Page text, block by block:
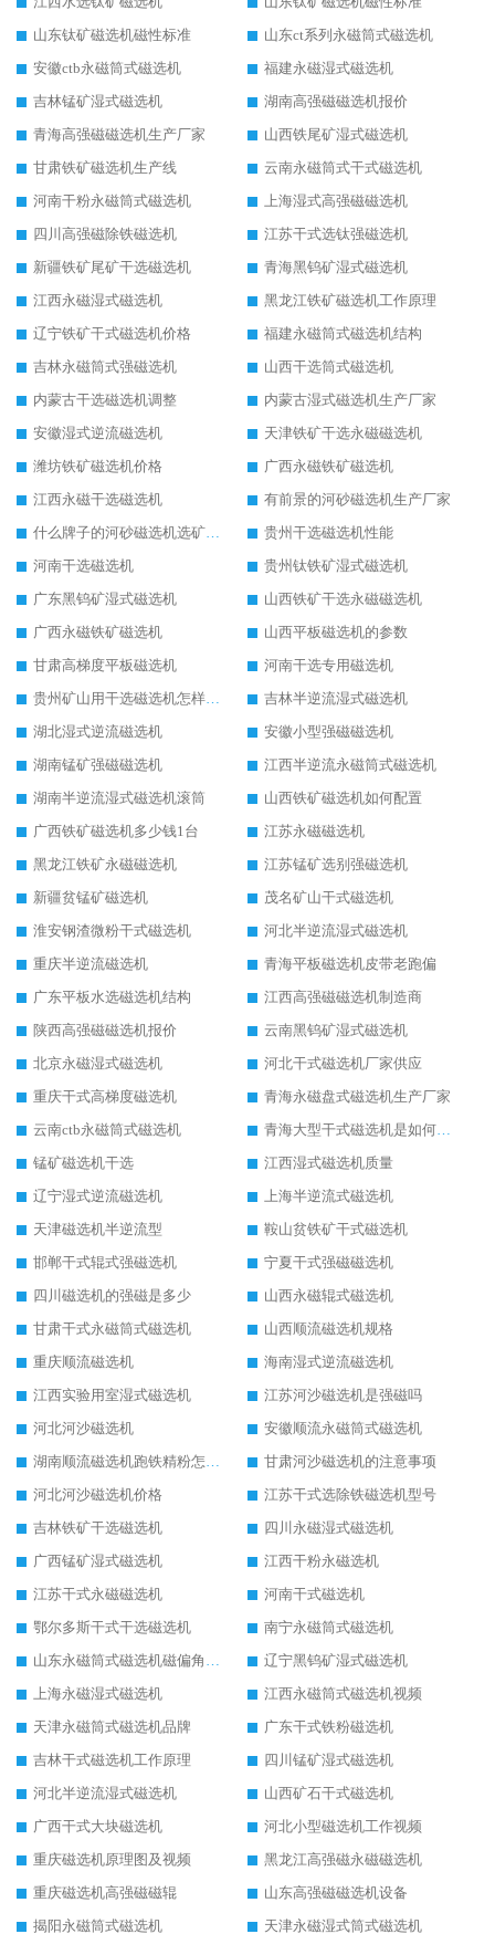
山东钛矿磁选机磁性标准
山东ct系列永磁筒式磁选机
安徽ctb永磁筒式磁选机
福建永磁湿式磁选机
吉林锰矿湿式磁选机
湖南高强磁磁选机报价
青海高强磁磁选机生产厂家
山西铁尾矿湿式磁选机
甘肃铁矿磁选机生产线
云南永磁筒式干式磁选机
河南干粉永磁筒式磁选机
上海湿式高强磁磁选机
四川高强磁除铁磁选机
江苏干式选钛强磁选机
新疆铁矿尾矿干选磁选机
青海黑钨矿湿式磁选机
江西永磁湿式磁选机
黑龙江铁矿磁选机工作原理
辽宁铁矿干式磁选机价格
福建永磁筒式磁选机结构
吉林永磁筒式强磁选机
山西干选筒式磁选机
内蒙古干选磁选机调整
内蒙古湿式磁选机生产厂家
安徽湿式逆流磁选机
天津铁矿干选永磁磁选机
潍坊铁矿磁选机价格
广西永磁铁矿磁选机
江西永磁干选磁选机
有前景的河砂磁选机生产厂家
什么牌子的河砂磁选机选矿效果好
贵州干选磁选机性能
河南干选磁选机
贵州钛铁矿湿式磁选机
广东黑钨矿湿式磁选机
山西铁矿干选永磁磁选机
广西永磁铁矿磁选机
山西平板磁选机的参数
甘肃高梯度平板磁选机
河南干选专用磁选机
贵州矿山用干选磁选机怎样调磁
吉林半逆流湿式磁选机
湖北湿式逆流磁选机
安徽小型强磁磁选机
湖南锰矿强磁磁选机
江西半逆流永磁筒式磁选机
湖南半逆流湿式磁选机滚筒
山西铁矿磁选机如何配置
广西铁矿磁选机多少钱1台
江苏永磁磁选机
黑龙江铁矿永磁磁选机
江苏锰矿选别强磁选机
新疆贫锰矿磁选机
茂名矿山干式磁选机
淮安钢渣微粉干式磁选机
河北半逆流湿式磁选机
重庆半逆流磁选机
青海平板磁选机皮带老跑偏
广东平板水选磁选机结构
江西高强磁磁选机制造商
陕西高强磁磁选机报价
云南黑钨矿湿式磁选机
北京永磁湿式磁选机
河北干式磁选机厂家供应
重庆干式高梯度磁选机
青海永磁盘式磁选机生产厂家
云南ctb永磁筒式磁选机
青海大型干式磁选机是如何选矿的
锰矿磁选机干选
江西湿式磁选机质量
辽宁湿式逆流磁选机
上海半逆流式磁选机
天津磁选机半逆流型
鞍山贫铁矿干式磁选机
邯郸干式辊式强磁选机
宁夏干式强磁磁选机
四川磁选机的强磁是多少
山西永磁辊式磁选机
甘肃干式永磁筒式磁选机
山西顺流磁选机规格
重庆顺流磁选机
海南湿式逆流磁选机
江西实验用室湿式磁选机
江苏河沙磁选机是强磁吗
河北河沙磁选机
安徽顺流永磁筒式磁选机
湖南顺流磁选机跑铁精粉怎么处理
甘肃河沙磁选机的注意事项
河北河沙磁选机价格
江苏干式选除铁磁选机型号
吉林铁矿干选磁选机
四川永磁湿式磁选机
广西锰矿湿式磁选机
江西干粉永磁选机
江苏干式永磁磁选机
河南干式磁选机
鄂尔多斯干式干选磁选机
南宁永磁筒式磁选机
山东永磁筒式磁选机磁偏角怎么调整
辽宁黑钨矿湿式磁选机
上海永磁湿式磁选机
江西永磁筒式磁选机视频
天津永磁筒式磁选机品牌
广东干式铁粉磁选机
吉林干式磁选机工作原理
四川锰矿湿式磁选机
河北半逆流湿式磁选机
山西矿石干式磁选机
广西干式大块磁选机
河北小型磁选机工作视频
重庆磁选机原理图及视频
黑龙江高强磁永磁磁选机
重庆磁选机高强磁磁辊
山东高强磁磁选机设备
揭阳永磁筒式磁选机
天津永磁湿式筒式磁选机